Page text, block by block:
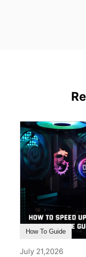
How To Guide
July 21,2026